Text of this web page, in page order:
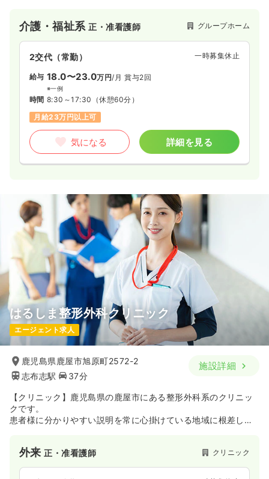
介護・福祉系正・准看護師 グループホーム
2交代（常勤） 一時募集休止
給与 18.0〜23.0万円/月 賞与2回
※一例
時間 8:30～17:30 （休憩60分）
月給23万円以上可
気になる 詳細を見る
はるしま整形外科クリニック
エージェント求人
鹿児島県鹿屋市旭原町2572-2
志布志駅
37分
施設詳細
【クリニック】鹿児島県の鹿屋市にある整形外科系のクリニッ
クです。
患者様に分かりやすい説明を常に心掛けている地域に根差した
外来正・准看護師 クリニック